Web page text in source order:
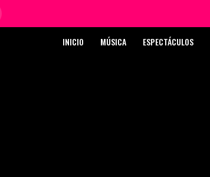
INICIO MÚSICA ESPECTÁCULOS